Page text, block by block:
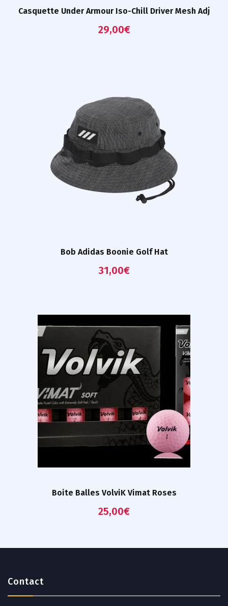
Casquette Under Armour Iso-Chill Driver Mesh Adj
29,00€
Bob Adidas Boonie Golf Hat
31,00€
Boite Balles VolviK Vimat Roses
25,00€
Contact